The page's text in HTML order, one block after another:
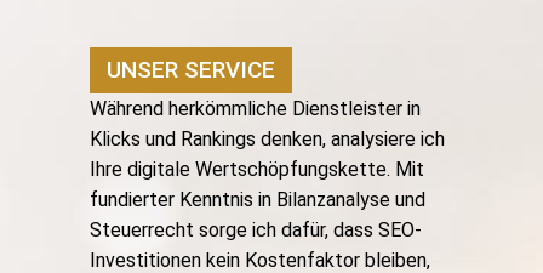
UNSER SERVICE
Während herkömmliche Dienstleister in
Klicks und Rankings denken, analysiere ich
Ihre digitale Wertschöpfungskette. Mit
fundierter Kenntnis in Bilanzanalyse und
Steuerrecht sorge ich dafür, dass SEO-
Investitionen kein Kostenfaktor bleiben,